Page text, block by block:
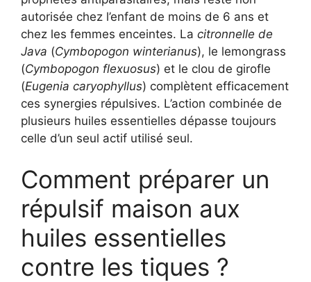
autorisée chez l’enfant de moins de 6 ans et
chez les femmes enceintes. La citronnelle de
Java (Cymbopogon winterianus), le lemongrass
(Cymbopogon flexuosus) et le clou de girofle
(Eugenia caryophyllus) complètent efficacement
ces synergies répulsives. L’action combinée de
plusieurs huiles essentielles dépasse toujours
celle d’un seul actif utilisé seul.
Comment préparer un
répulsif maison aux
huiles essentielles
contre les tiques ?